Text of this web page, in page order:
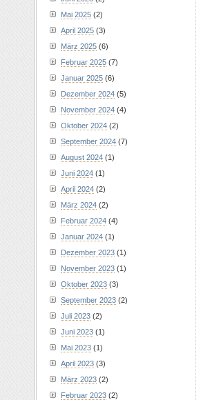
Mai 2025 (2)
April 2025 (3)
März 2025 (6)
Februar 2025 (7)
Januar 2025 (6)
Dezember 2024 (5)
November 2024 (4)
Oktober 2024 (2)
September 2024 (7)
August 2024 (1)
Juni 2024 (1)
April 2024 (2)
März 2024 (2)
Februar 2024 (4)
Januar 2024 (1)
Dezember 2023 (1)
November 2023 (1)
Oktober 2023 (3)
September 2023 (2)
Juli 2023 (2)
Juni 2023 (1)
Mai 2023 (1)
April 2023 (3)
März 2023 (2)
Februar 2023 (2)